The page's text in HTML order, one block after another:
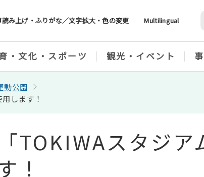
読み上げ・ふりがな／文字拡大・色の変更 Multilingual
・文化・スポーツ 観光・イベント
動公園
します！
TOKIWAスタジア
！